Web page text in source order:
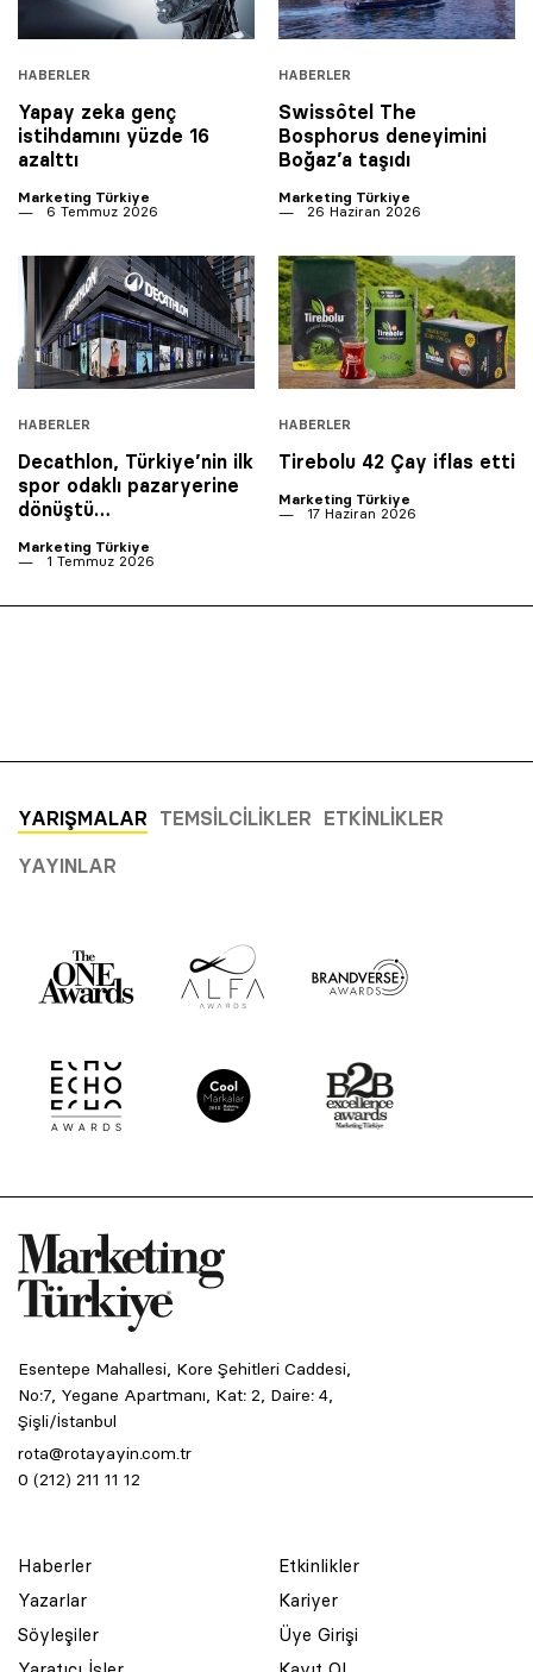
HABERLER
Yapay zeka genç
istihdamını yüzde 16
azalttı
Marketing Türkiye
6 Temmuz 2026
HABERLER
Swissôtel The
Bosphorus deneyimini
Boğaz’a taşıdı
Marketing Türkiye
26 Haziran 2026
HABERLER
Decathlon, Türkiye’nin ilk
spor odaklı pazaryerine
dönüştü…
Marketing Türkiye
1 Temmuz 2026
HABERLER
Tirebolu 42 Çay iflas etti
Marketing Türkiye
17 Haziran 2026
YARIŞMALAR TEMSILCILIKLER ETKINLIKLER
YAYINLAR
Esentepe Mahallesi, Kore Şehitleri Caddesi,
No:7, Yegane Apartmanı, Kat: 2, Daire: 4,
Şişli/İstanbul
rota@rotayayin.com.tr
0 (212) 211 11 12
Haberler
Yazarlar
Söyleşiler
Etkinlikler
Kariyer
Üye Girişi